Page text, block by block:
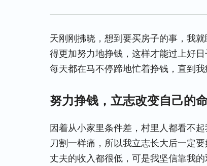
天刚刚拂晓，想到要买房子的事，我
得更加努力地挣钱，这样才能过上好
每天都在马不停蹄地忙着挣钱，直到
努力挣钱，立志改变自己的
因着从小家里条件差，村里人都看不
刀割一样痛，所以我立志长大后一定
丈夫的收入都很低，可是我坚信靠我的